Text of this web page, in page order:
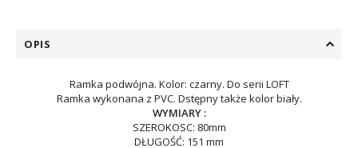
OPIS
Ramka podwójna. Kolor: czarny. Do serii LOFT
Ramka wykonana z PVC. Dstępny także kolor biały.
WYMIARY :
SZEROKOSC: 80mm
DŁUGOŚĆ: 151 mm